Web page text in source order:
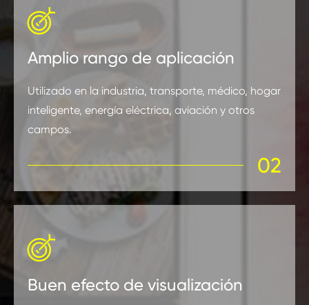

Amplio rango de aplicación
Utilizado en la industria, transporte, médico, hogar
inteligente, energía eléctrica, aviación y otros
campos.
02

Buen efecto de visualización